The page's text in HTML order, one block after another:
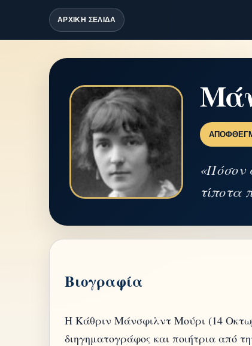
ΑΡΧΙΚΗ ΣΕΛΙΔΑ
«Πόσον
τίποτα
Βιογραφία
Η Κάθριν Μάνσφιλντ Μούρι (14
διηγηματογράφος και ποιήτρια από